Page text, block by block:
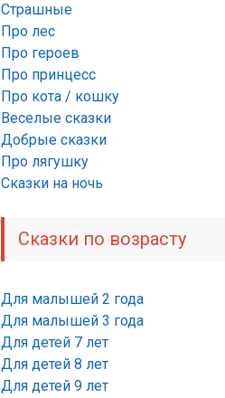
Страшные
Про лес
Про героев
Про принцесс
Про кота / кошку
Веселые сказки
Добрые сказки
Про лягушку
Сказки на ночь
Сказки по возрасту
Для малышей 2 года
Для малышей 3 года
Для детей 7 лет
Для детей 8 лет
Для детей 9 лет